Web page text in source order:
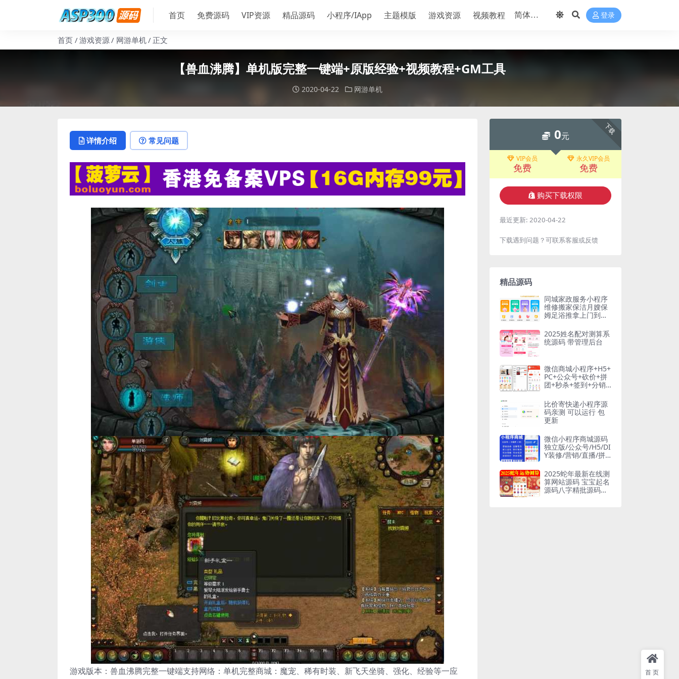
首页 免费源码 VIP资源 精品源码 小程序/IApp 主题模版 游戏资源 视频教程 登录
首页 游戏资源 网游单机 正文
【兽血沸腾】单机版完整一键端+原版经验+视频教程+GM工具
2020-04-22 网游单机
详情介绍 常见问题
游戏版本：兽血沸腾完整一键端支持网络：单机完整商城：魔宠、稀有时装、新飞天坐骑、强化、经验等一应
下载
0元
VIP会员
免费
永久VIP会员
免费
购买下载权限
最近更新: 2020-04-22
下载遇到问题？可联系客服或反馈
精品源码
同城家政服务小程序
维修搬家保洁月嫂保
姆足浴推拿上门到家
版本）
2025姓名配对测算系
统源码 带管理后台
微信商城小程序+H5+
PC+公众号+砍价+拼
团+秒杀+签到+分销t
比价寄快递小程序源
码亲测 可以运行 包
更新
微信小程序商城源码
独立版/公众号/H5/DI
Y装修/营销/直播/拼
源代码
2025蛇年最新在线测
算网站源码 宝宝起名
源码八字精批源码算
首页